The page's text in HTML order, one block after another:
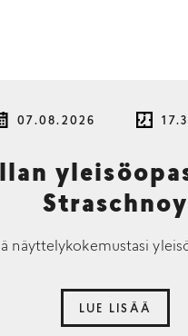
07.08.2026
Straschnoy
näyttelykokemustasi
LUE LISÄÄ